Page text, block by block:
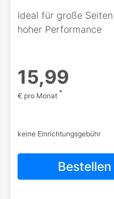
Ideal für große
hoher Performance
15,99
€ pro Monat *
keine Einrichtungsgebühr
Bestellen